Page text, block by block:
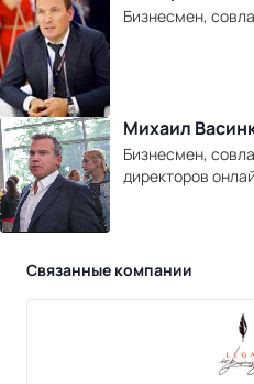
Бизнесмен,
Михаил
Бизнесмен,
директоров
Связанные компании